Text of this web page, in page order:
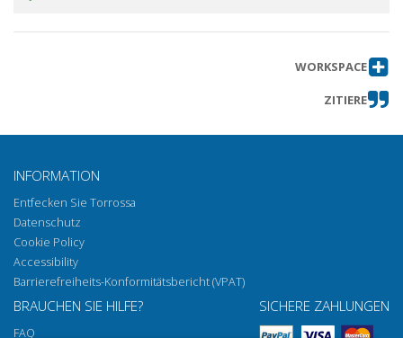
WORKSPACE
ZITIERE
INFORMATION
Entfecken Sie Torrossa
Datenschutz
Cookie Policy
Accessibility
Barrierefreiheits-Konformitätsbericht (VPAT)
BRAUCHEN SIE HILFE?
FAQ
SICHERE ZAHLUNGEN